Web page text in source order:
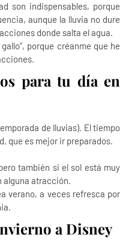
son indispensables, porque
aunque la lluvia no dure
donde salta el agua.
porque créanme que he
para tu día en
de lluvias). El tiempo
que es mejor ir preparados.
también si el sol está muy
alguna atracción.
verano, a veces refresca por
a Disney